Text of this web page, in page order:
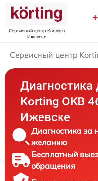
Сервисный центр Kortingв
Ижевске
Сервисный центр
Диагностика
Korting OKB
Ижевске
Диагностика за
желанию
Бесплатный
обращения